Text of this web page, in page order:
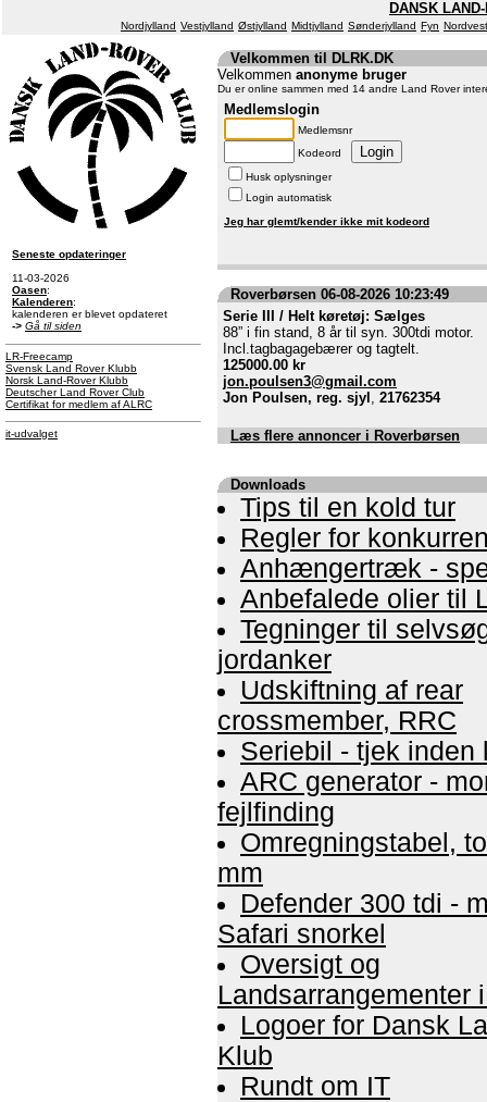
DANSK
Nordjylland Vestjylland Østjylland Midtjylland Sønderjylland Fyn
Seneste opdateringer
11-03-2026
Oasen:
Kalenderen:
kalenderen er blevet opdateret
-> Gå til siden
LR-Freecamp
Svensk Land Rover Klubb
Norsk Land-Rover Klubb
Deutscher Land Rover Club
Certifikat for medlem af ALRC
it-udvalget
Velkommen til DLRK.DK
Velkommen anonyme bruger
Du er online sammen med 14 andre Land Rover
Medlemslogin
Medlemsnr
Kodeord
Husk oplysninger
Login automatisk
Jeg har glemt/kender ikke mit kodeord
Roverbørsen 06-08-2026 10:23:49
Serie III / Helt køretøj: Sælges
88” i fin stand, 8 år til syn. 300tdi motor.
Incl.tagbagagebærer og tagtelt.
125000.00 kr
jon.poulsen3@gmail.com
Jon Poulsen, reg. sjyl , 21762354
Læs flere annoncer i Roverbørsen
Downloads
Tips til en kold tur
Regler for
Anhængertræk -
Anbefalede olier til
Tegninger til
jordanker
Udskiftning af rear
crossmember, RRC
Seriebil - tjek inden
ARC generator -
fejlfinding
Omregningstabel,
mm
Defender 300 tdi -
Safari snorkel
Oversigt og
Landsarrangementer
Logoer for Dansk
Klub
Rundt om IT